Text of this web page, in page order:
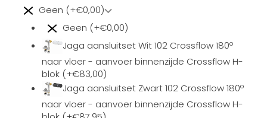
Geen (+€0,00)
Geen (+€0,00)
Jaga aansluitset Wit 102 Crossflow 180º
naar vloer - aanvoer binnenzijde Crossflow H-
blok (+€83,00)
Jaga aansluitset Zwart 102 Crossflow 180º
naar vloer - aanvoer binnenzijde Crossflow H-